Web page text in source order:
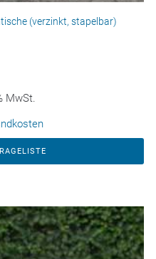
(verzinkt, stapelbar)
MwSt.